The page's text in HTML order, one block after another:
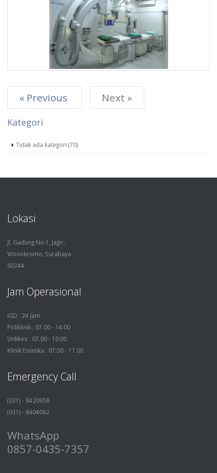
« Previous Next »
Kategori
Tidak ada kategori (70)
Lokasi
Jl. Gadung No.1, Jagir,
Wonokromo, Surabaya
60244
Jam Operasional
IGD : 24 Jam
Poliklinik : 07.00 - 14.00
Urikkes : 07.00 - 10.00
Klinik Estetika : 07.00 - 17.00
Emergency Call
(031) - 8420958
(031) - 8404062
WhatsApp
0857-0435-7357